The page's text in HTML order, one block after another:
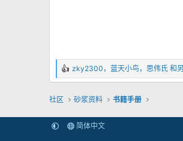
反
馈
：
zky2300 ， 蓝天小鸟 ， 思伟氏 和
社区 砂浆资料 书籍手册
简体中文